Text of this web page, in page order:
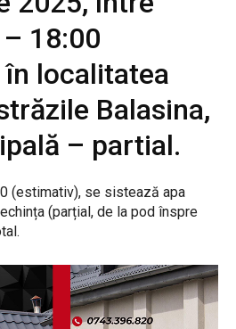
18:00
localitatea
Balasina,
– partial.
(estimativ), se sistează apa
(parțial, de la pod înspre